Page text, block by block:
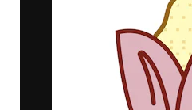
La plataforma
trabajo. Más
entre
estudios.
Español